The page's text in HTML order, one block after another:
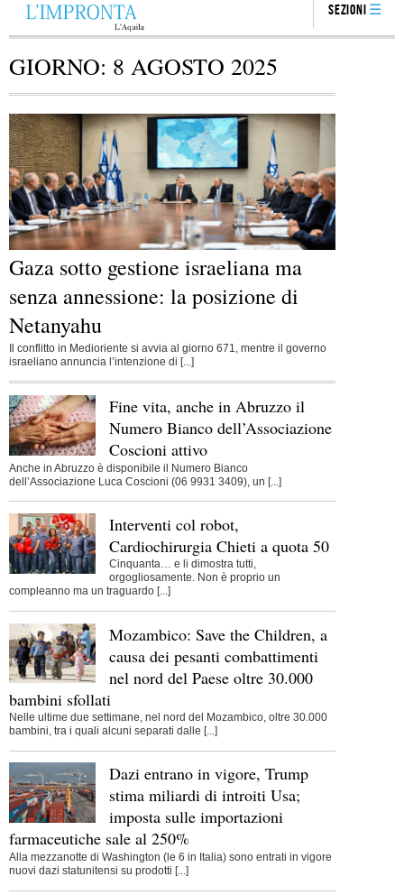
Sezioni
GIORNO: 8 AGOSTO 2025
Gaza sotto gestione israeliana ma
senza annessione: la posizione di
Netanyahu
Il conflitto in Medioriente si avvia al giorno 671, mentre il governo
israeliano annuncia l’intenzione di [...]
Fine vita, anche in Abruzzo il
Numero Bianco dell’Associazione
Coscioni attivo
Anche in Abruzzo è disponibile il Numero Bianco
dell’Associazione Luca Coscioni (06 9931 3409), un [...]
Interventi col robot,
Cardiochirurgia Chieti a quota 50
Cinquanta… e li dimostra tutti,
orgogliosamente. Non è proprio un
compleanno ma un traguardo [...]
Mozambico: Save the Children, a
causa dei pesanti combattimenti
nel nord del Paese oltre 30.000
bambini sfollati
Nelle ultime due settimane, nel nord del Mozambico, oltre 30.000
bambini, tra i quali alcuni separati dalle [...]
Dazi entrano in vigore, Trump
stima miliardi di introiti Usa;
imposta sulle importazioni
farmaceutiche sale al 250%
Alla mezzanotte di Washington (le 6 in Italia) sono entrati in vigore
nuovi dazi statunitensi su prodotti [...]